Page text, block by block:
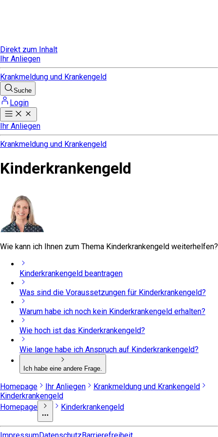
Direkt zum Inhalt
Ihr Anliegen
Krankmeldung und Krankengeld
Suche
Login
Ihr Anliegen
Krankmeldung und Krankengeld
Kinderkrankengeld
Wie kann ich Ihnen zum Thema Kinderkrankengeld weiterhelfen?
Kinderkrankengeld beantragen
Was sind die Voraussetzungen für Kinderkrankengeld?
Warum habe ich noch kein Kinderkrankengeld erhalten?
Wie hoch ist das Kinderkrankengeld?
Wie lange habe ich Anspruch auf Kinderkrankengeld?
Ich habe eine andere Frage.
Homepage Ihr Anliegen
Krankmeldung und Krankengeld
Kinderkrankengeld
Homepage
Kinderkrankengeld